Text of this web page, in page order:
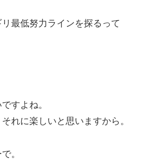
最低努力ラインを探るって
すよね。
れに楽しいと思いますから。
。